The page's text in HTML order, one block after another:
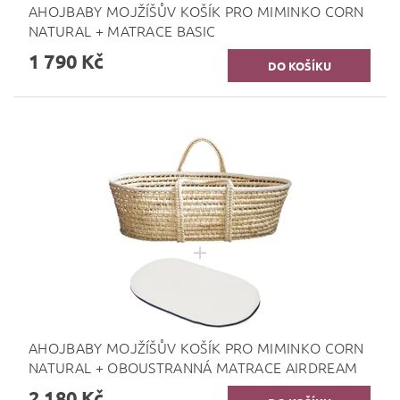
AHOJBABY MOJŽÍŠŮV KOŠÍK PRO MIMINKO CORN
NATURAL + MATRACE BASIC
1 790 Kč
AHOJBABY MOJŽÍŠŮV KOŠÍK PRO MIMINKO CORN
NATURAL + OBOUSTRANNÁ MATRACE AIRDREAM